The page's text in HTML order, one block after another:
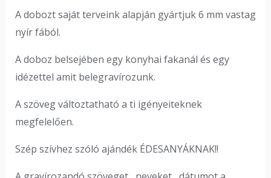
A dobozt saját terveink alapján gyártjuk 6 mm vastag
nyír fából.
A doboz belsejében egy konyhai fakanál és egy
idézettel amit belegravírozunk.
A szöveg változtatható a ti igényeiteknek
megfelelően.
Szép szívhez szóló ajándék ÉDESANYÁKNAK!!